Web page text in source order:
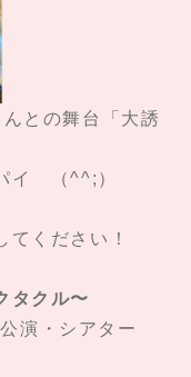
との舞台「大誘
イ （^^;）
ください！
タクル〜
演・シアター